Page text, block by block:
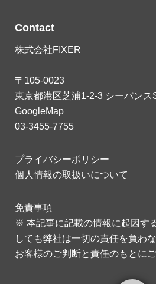
Contact
株式会社FIXER
〒105-0023
東京都港区芝浦1-2-3 シーバンス
GoogleMap
03-3455-7755
プライバシーポリシー
個人情報の取扱いについて
免責事項
※ 本記事に記載の情報に起因す
しても弊社は一切の責任を負わ
お客様のご判断と責任のもとに